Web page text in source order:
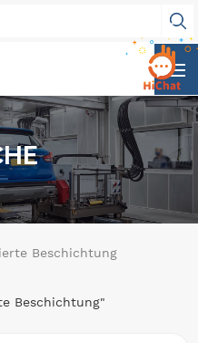
Beschichtung
Beschichtung"